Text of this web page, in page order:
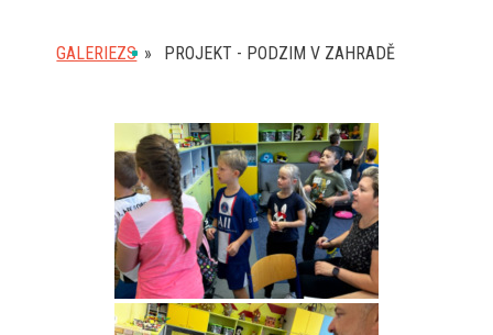
GALERIEZS » PROJEKT - PODZIM V ZAHRADĚ